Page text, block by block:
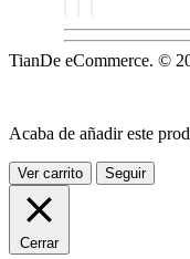
TianDe eCommerce. ©
Acaba de añadir este
Ver carrito Seguir
Cerrar